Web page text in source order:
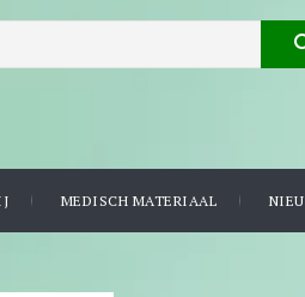
MEDISCH MATERIAAL